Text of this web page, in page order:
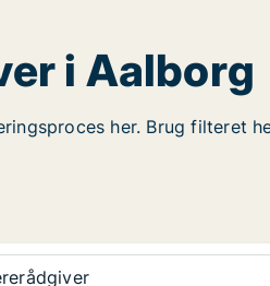
i Aalborg
her. Brug filteret